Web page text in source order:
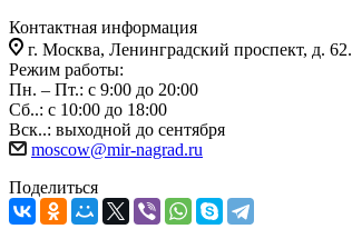
Контактная информация
г. Москва, Ленинградский проспект, д. 62.
Режим работы:
Пн. – Пт.: с 9:00 до 20:00
Сб..: с 10:00 до 18:00
Вск..: выходной до сентября
moscow@mir-nagrad.ru
Поделиться